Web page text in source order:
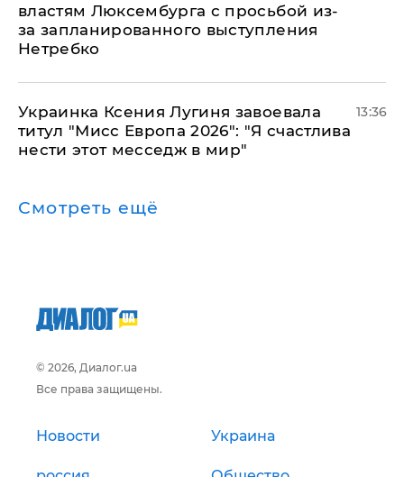
властям Люксембурга с просьбой из-
за запланированного выступления
Нетребко
Украинка Ксения Лугиня завоевала
титул "Мисс Европа 2026": "Я счастлива
нести этот месседж в мир"
13:36
Смотреть ещё
© 2026, Диалог.ua
Все права защищены.
Новости Украина